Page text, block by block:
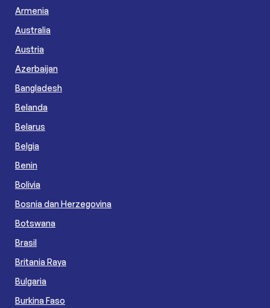
Armenia
Australia
Austria
Azerbaijan
Bangladesh
Belanda
Belarus
Belgia
Benin
Bolivia
Bosnia dan Herzegovina
Botswana
Brasil
Britania Raya
Bulgaria
Burkina Faso